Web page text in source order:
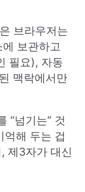
브라우저는
보관하고
필요), 자동
맥락에서만
“넘기는” 것
억해 두는 겁
제3자가 대신